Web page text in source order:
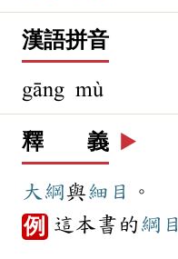
漢語拼音
gāng mù
釋 義 ▶️
大綱與細目 。
例 這本書的 綱目